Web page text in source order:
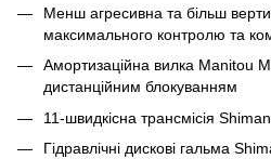
Менш агресивна та більш
максимального контролю та
Амортизаційна вилка Manitou
дистанційним блокуванням
11-швидкісна трансмісія
Гідравлічні дискові гальма